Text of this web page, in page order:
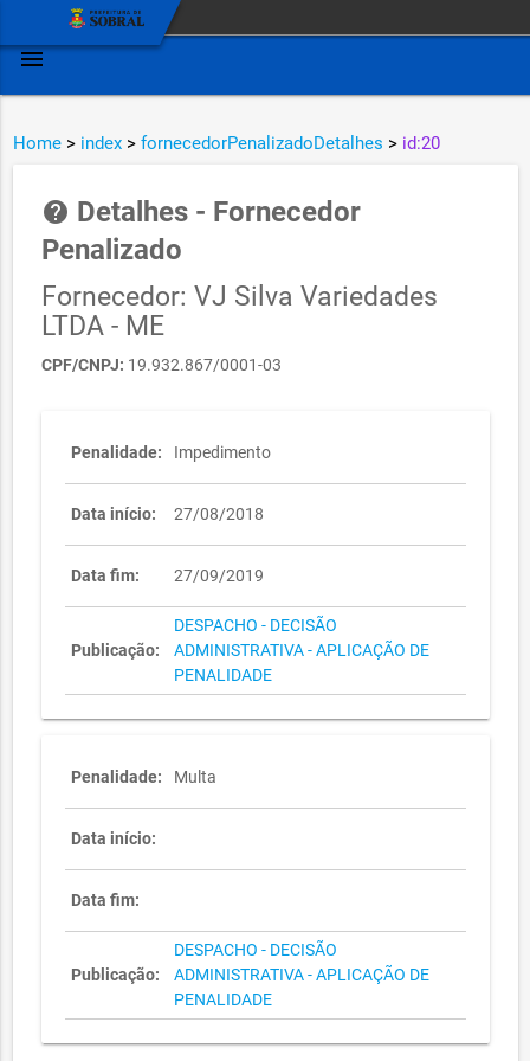
menu
Home > index > fornecedorPenalizadoDetalhes > id:20
help Detalhes - Fornecedor
Penalizado
Fornecedor: VJ Silva Variedades
LTDA - ME
CPF/CNPJ: 19.932.867/0001-03
Penalidade: Impedimento
Data início: 27/08/2018
Data fim: 27/09/2019
Publicação:
DESPACHO - DECISÃO
ADMINISTRATIVA - APLICAÇÃO DE
PENALIDADE
Penalidade: Multa
Data início:
Data fim:
Publicação:
DESPACHO - DECISÃO
ADMINISTRATIVA - APLICAÇÃO DE
PENALIDADE